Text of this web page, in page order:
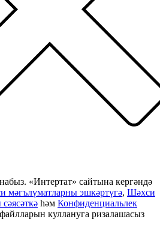
«Интертат» сайтына кергәндә
мәгълүматларны эшкәртүгә, Шәхси
һәм Конфиденциальлек
куллануга ризалашасыз